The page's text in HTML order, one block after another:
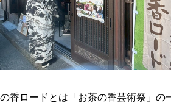
香ロードとは「お茶の香芸術祭」